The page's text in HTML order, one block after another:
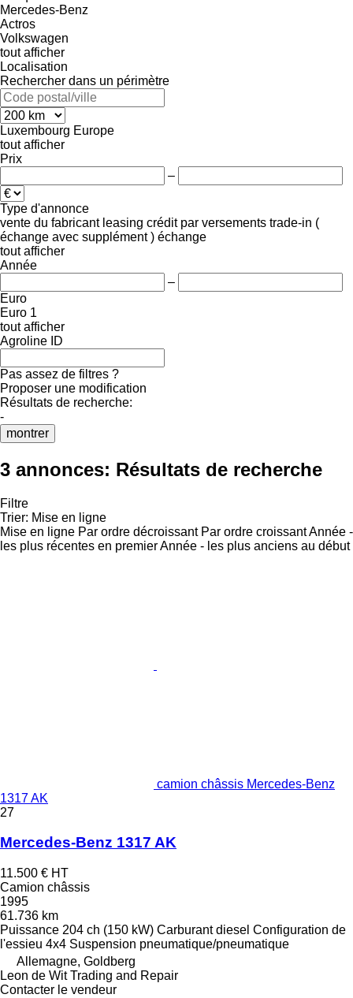
Mercedes-Benz
Actros
Volkswagen
tout afficher
Localisation
Rechercher dans un périmètre
Luxembourg Europe
tout afficher
Prix
–
Type d'annonce
vente du fabricant leasing crédit par versements trade-in (
échange avec supplément ) échange
tout afficher
Année
–
Euro
Euro 1
tout afficher
Agroline ID
Pas assez de filtres ?
Proposer une modification
Résultats de recherche:
-
montrer
3 annonces: Résultats de recherche
Filtre
Trier: Mise en ligne
Mise en ligne Par ordre décroissant Par ordre croissantAnnée -
les plus récentes en premierAnnée - les plus anciens au début
camion châssis Mercedes-Benz
1317 AK
27
Mercedes-Benz 1317 AK
11.500 € HT
Camion châssis
1995
61.736 km
Puissance 204 ch (150 kW) Carburant diesel Configuration de
l'essieu 4x4 Suspension pneumatique/pneumatique
Allemagne, Goldberg
Leon de Wit Trading and Repair
Contacter le vendeur